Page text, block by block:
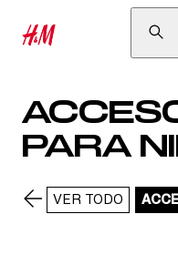
PARA
VER TODO